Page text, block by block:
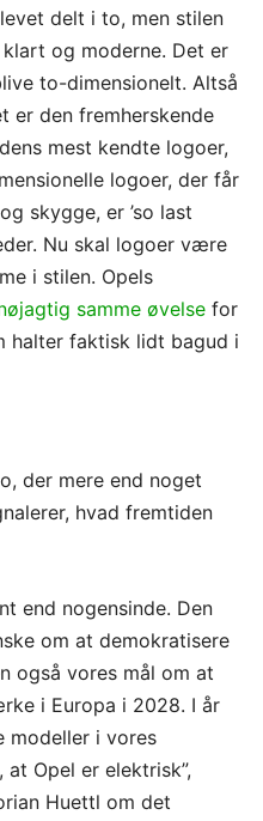
delt i to, men stilen
og moderne. Det er
to-dimensionelt. Altså
er den fremherskende
mest kendte logoer,
logoer, der får
skygge, er ’so last
Nu skal logoer være
i stilen. Opels
samme øvelse for
halter faktisk lidt bagud i
der mere end noget
hvad fremtiden
end nogensinde. Den
om at demokratisere
også vores mål om at
i Europa i 2028. I år
modeller i vores
Opel er elektrisk”,
Huettl om det